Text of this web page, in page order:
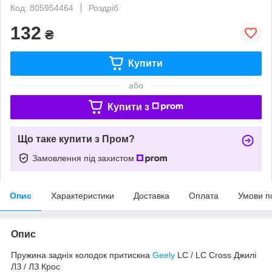
Код: 805954464
Роздріб
132 ₴
Купити
або
Купити з
Що таке купити з Пром?
Замовлення під захистом
Опис Характеристики Доставка Оплата Умови
Опис
Пружина задніх колодок притискна Geely LC / LC Cross Джилі
ЛЗ / ЛЗ Крос